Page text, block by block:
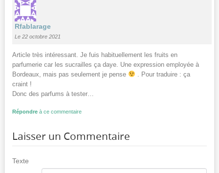
Rfablarage
Le 22 octobre 2021
Article très intéressant. Je fuis habituellement les fruits en
parfumerie car les sucrailles ça daye. Une expression employée à
Bordeaux, mais pas seulement je pense
. Pour traduire : ça
craint !
Donc des parfums à tester…
Répondre à ce commentaire
Laisser un Commentaire
Texte